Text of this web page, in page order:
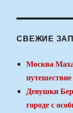
СВЕЖИЕ
Москва
Девушки
городе с